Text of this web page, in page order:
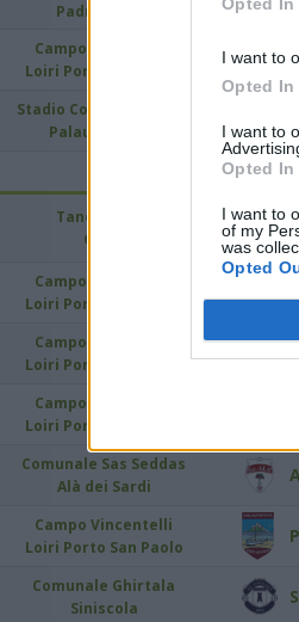
I want to
Opted In
I want to
Opted In
I want to
of my
was
Opted
Padru - Biasì
Campo Vincentelli
Loiri Porto San Paolo
Stadio Comunale Palau
Palau Baragge
Tanca Ludos
Olbia
Campo Vincentelli
Loiri Porto San Paolo
Campo Vincentelli
Loiri Porto San Paolo
Campo Vincentelli
Loiri Porto San Paolo
Comunale Sas Seddas
Alà dei Sardi
Campo Vincentelli
Loiri Porto San Paolo
Comunale Ghirtala
Siniscola